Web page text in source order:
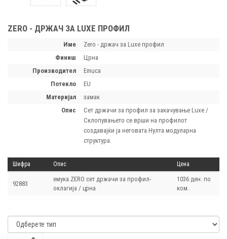
ZERO - ДРЖАЧ ЗА LUXE ПРОФИЛ
Име
Zero - држач за Luxe профил
финиш
Црна
производител
Emuca
потекло
EU
материјал
замак
опис
Сет држачи за профил за закачување Luxe /
Склопувањето се врши на профилот
создавајќи ја неговата Нулта модуларна
структура.
Шифра Опис Цена
92883
емука.ZERO сет држачи за профил-
оклагија / црна
1036 ден. по
ком.